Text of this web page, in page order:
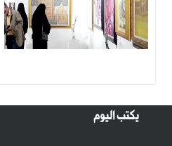
يكتب اليوم